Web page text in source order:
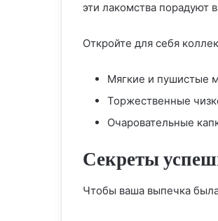
эти лакомства порадуют
Откройте для себя
Мягкие и пушистые
Торжественные
Очаровательные
Секреты
Чтобы ваша выпечка